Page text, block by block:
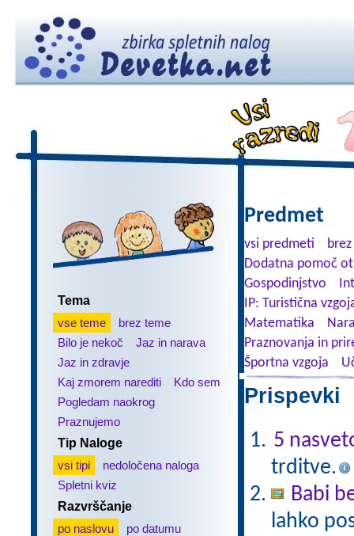
Tema
vse teme
brez teme
Bilo je nekoč
Jaz in narava
Jaz in zdravje
Kaj zmorem narediti
Kdo sem
Pogledam naokrog
Praznujemo
Tip Naloge
vsi tipi
nedoločena naloga
Spletni kviz
Razvrščanje
po naslovu
po datumu
Predmet
vsi predmeti
Dodatna pomoč
Gospodinjstvo
IP: Turistična
Matematika
Praznovanja in
Športna vzgoja
Prispevki
5
trditve.
Babi
lahko